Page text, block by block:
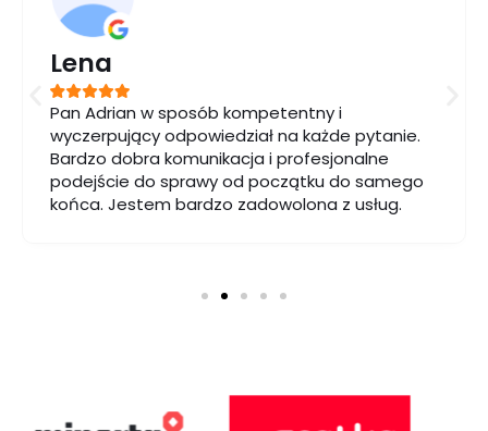
Lena
Pan Adrian w sposób kompetentny i
wyczerpujący odpowiedział na każde pytanie.
Bardzo dobra komunikacja i profesjonalne
podejście do sprawy od początku do samego
końca. Jestem bardzo zadowolona z usług.